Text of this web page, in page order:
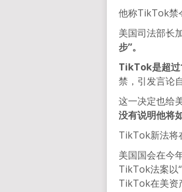
他称TikTok禁
美国司法部长
步”。
TikTok是超过
禁，引发言论
这一决定也给
没有说明他将
TikTok新法将
美国国会在今
TikTok法案以
TikTok在美资